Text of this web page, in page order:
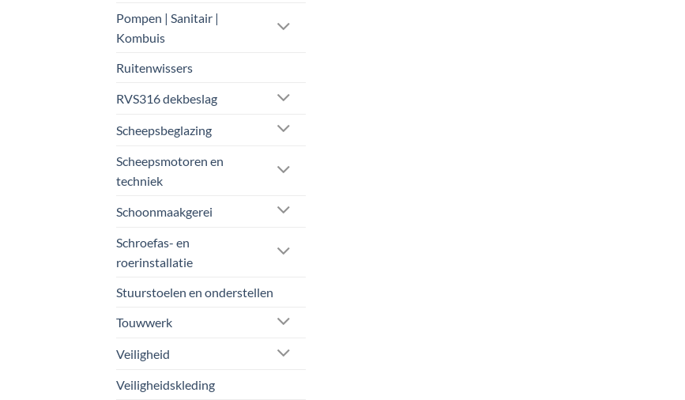
Pompen | Sanitair |
Kombuis
Ruitenwissers
RVS316 dekbeslag
Scheepsbeglazing
Scheepsmotoren en
techniek
Schoonmaakgerei
Schroefas- en
roerinstallatie
Stuurstoelen en onderstellen
Touwwerk
Veiligheid
Veiligheidskleding